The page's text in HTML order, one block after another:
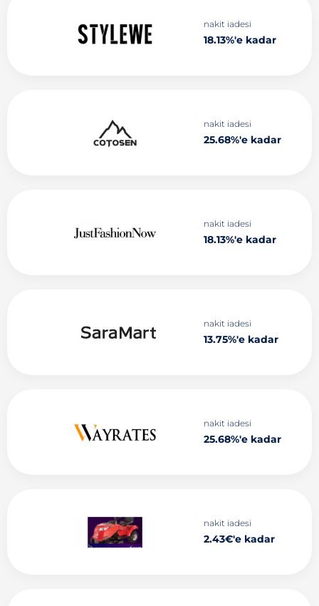
nakit iadesi
18.13%'e kadar
nakit iadesi
25.68%'e kadar
nakit iadesi
18.13%'e kadar
nakit iadesi
13.75%'e kadar
nakit iadesi
25.68%'e kadar
nakit iadesi
2.43€'e kadar